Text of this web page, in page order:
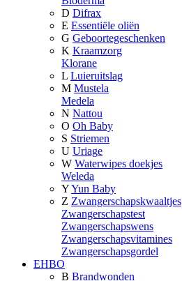
D Difrax
E Essentiële oliën
G Geboortegeschenken
K Kraamzorg
Klorane
L Luieruitslag
M Mustela
Medela
N Nattou
O Oh Baby
S Striemen
U Uriage
W Waterwipes doekjes
Weleda
YYun Baby
Z Zwangerschapskwaaltjes
Zwangerschapstest
Zwangerschapswens
Zwangerschapsvitamines
Zwangerschapsgordel
EHBO
B Brandwonden